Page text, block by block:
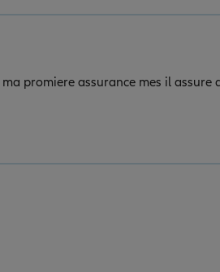
promiere assurance mes il assure